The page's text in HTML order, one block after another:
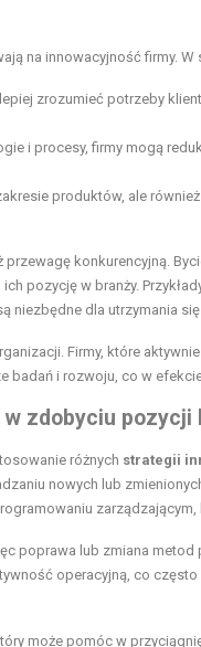
na innowacyjność firmy.
zrozumieć potrzeby
i procesy, firmy mogą
produktów, ale
konkurencyjną.
pozycję w branży.
niezbędne dla utrzymania
Firmy, które
badań i rozwoju, co w
zdobyciu pozycji
różnych strategii
nowych lub
poprawa lub zmiana
operacyjną, co
może pomóc w